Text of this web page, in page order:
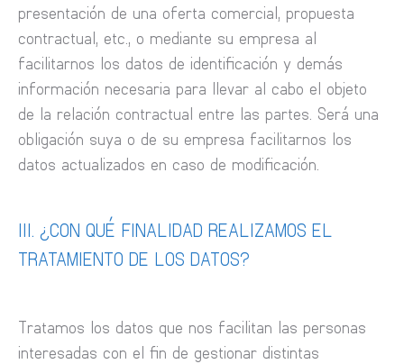
presentación de una oferta comercial, propuesta
contractual, etc., o mediante su empresa al
facilitarnos los datos de identificación y demás
información necesaria para llevar al cabo el objeto
de la relación contractual entre las partes. Será una
obligación suya o de su empresa facilitarnos los
datos actualizados en caso de modificación.
III. ¿CON QUÉ FINALIDAD REALIZAMOS EL
TRATAMIENTO DE LOS DATOS?
Tratamos los datos que nos facilitan las personas
interesadas con el fin de gestionar distintas